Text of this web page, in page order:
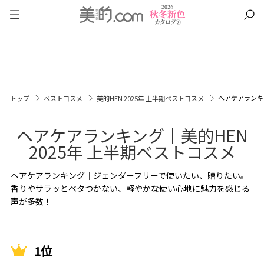
トップ ベストコスメ 美的HEN 2025年 上半期ベストコスメ ヘアケアラン
ヘアケアランキング｜美的HEN
2025年 上半期ベストコスメ
ヘアケアランキング｜ジェンダーフリーで使いたい、贈りたい。
香りやサラッとベタつかない、軽やかな使い心地に魅力を感じる
声が多数！
1位